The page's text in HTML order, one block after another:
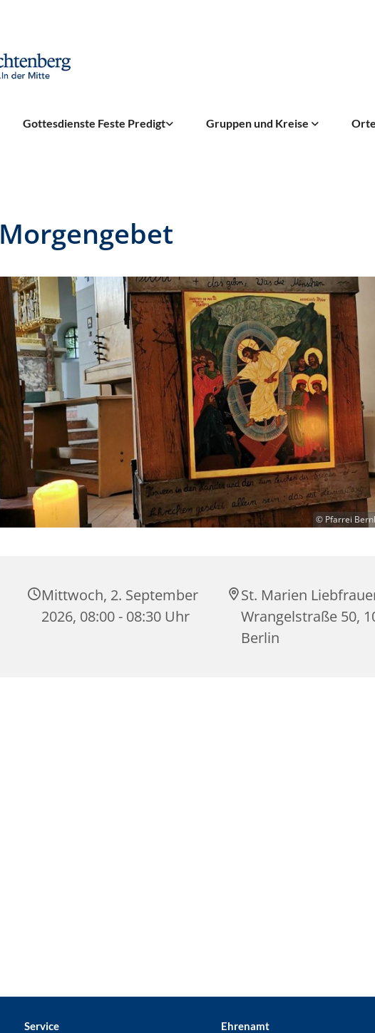
Gottesdienste Feste Predigt Gruppen und Kreise
Morgengebet
© Pfarrei
Mittwoch, 2. September
2026, 08:00 - 08:30 Uhr
St. Marien
Wrangelstraße 50,
Berlin
Service
Ehrenamt